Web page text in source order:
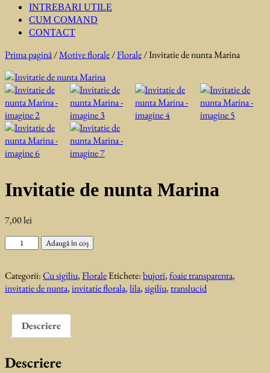
INTREBARI UTILE
CUM COMAND
CONTACT
Prima pagină/Motive florale/Florale/ Invitatie de nunta Marina
Invitatie de nunta Marina
7,00lei
Cantitate
nunta
Marina
Adaugă în coș
Categorii:Cu sigiliu,FloraleEtichete:bujori,foaie transparenta,
invitatie de nunta,invitatie florala,lila,sigiliu,translucid
Descriere
Descriere